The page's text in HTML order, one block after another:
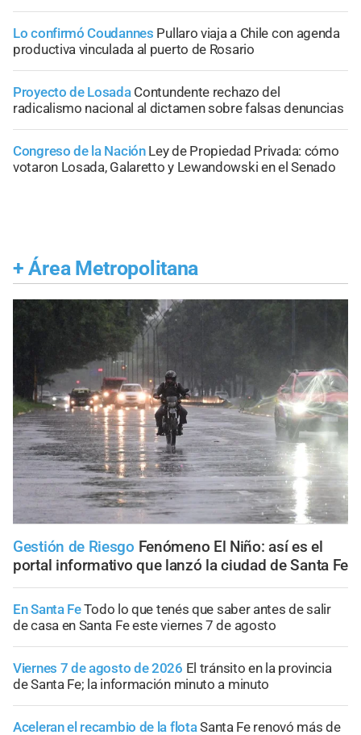
Lo confirmó Coudannes Pullaro viaja a Chile con agenda
productiva vinculada al puerto de Rosario
Proyecto de Losada Contundente rechazo del
radicalismo nacional al dictamen sobre falsas denuncias
Congreso de la Nación Ley de Propiedad Privada: cómo
votaron Losada, Galaretto y Lewandowski en el Senado
+ Área Metropolitana
Gestión de Riesgo Fenómeno El Niño: así es el
portal informativo que lanzó la ciudad de Santa Fe
En Santa FeTodo lo que tenés que saber antes de salir
de casa en Santa Fe este viernes 7 de agosto
Viernes 7 de agosto de 2026 El tránsito en la provincia
de Santa Fe; la información minuto a minuto
Aceleran el recambio de la flotaSanta Fe renovó más de